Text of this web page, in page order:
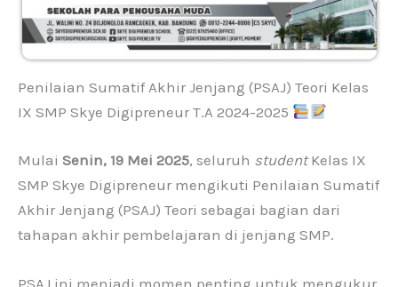
Penilaian Sumatif Akhir Jenjang (PSAJ) Teori Kelas
IX SMP Skye Digipreneur T.A 2024-2025
Mulai Senin, 19 Mei 2025, seluruh studentKelas IX
SMP Skye Digipreneur mengikuti Penilaian Sumatif
Akhir Jenjang (PSAJ) Teori sebagai bagian dari
tahapan akhir pembelajaran di jenjang SMP.
PSAJ ini menjadi momen penting untuk mengukur